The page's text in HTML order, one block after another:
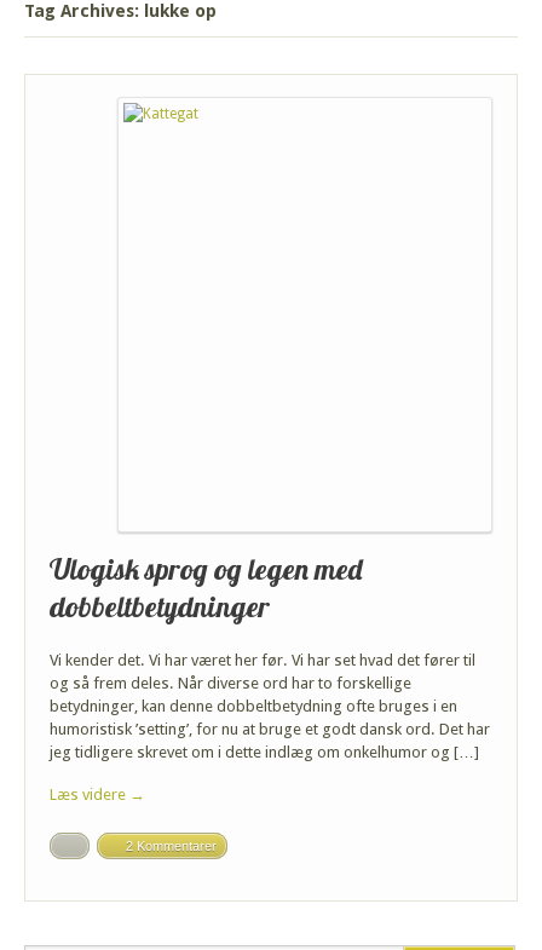
Tag Archives: lukke op
Ulogisk sprog og legen med
dobbeltbetydninger
Vi kender det. Vi har været her før. Vi har set hvad det fører til
og så frem deles. Når diverse ord har to forskellige
betydninger, kan denne dobbeltbetydning ofte bruges i en
humoristisk ’setting’, for nu at bruge et godt dansk ord. Det har
jeg tidligere skrevet om i dette indlæg om onkelhumor og […]
Læs videre →
2 Kommentarer